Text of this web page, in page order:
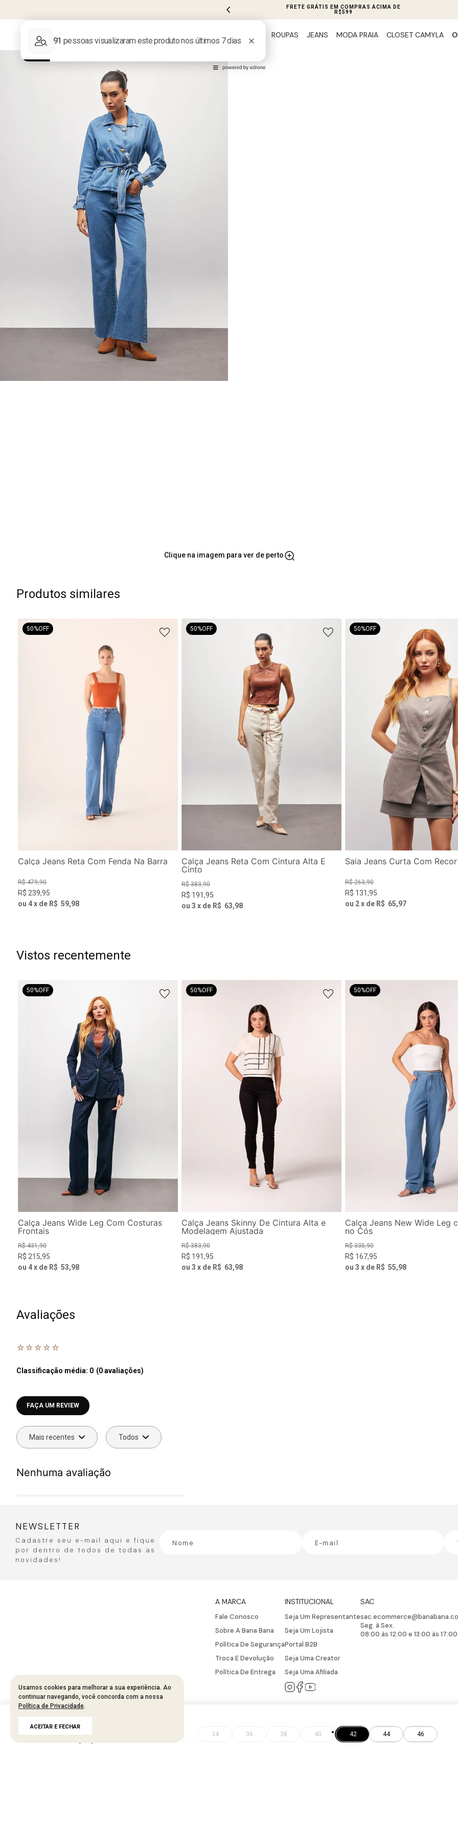
PIX 5% OFF EM TODO SITE
ROUPAS JEANS MODA PRAIA CLOSET CAMYLA
R$ 203,95 R$407
34 36 38 40 42 44 46
Clique na imagem para ver de perto
Produtos similares
50%OFF
Calça Jeans Reta Com Fenda Na Barra
R$ 479,90
R$ 239,95
ou 4x de R$ 59,98
50%OFF
Calça Jeans Reta Com Cintura Alta E
Cinto
R$ 383,90
R$ 191,95
ou 3 x de R$ 63,98
50%OFF
Saia Jeans Curta Com
R$ 263,90
R$ 131,95
ou 2x de R$ 65,97
Vistos recentemente
50%OFF
Calça Jeans Wide Leg Com Costuras
Frontais
R$ 431,90
R$ 215,95
ou 4x de R$ 53,98
50%OFF
Calça Jeans Skinny De Cintura Alta e
Modelagem Ajustada
R$ 383,90
R$ 191,95
ou 3 x de R$ 63,98
50%OFF
Calça Jeans New Wide Leg
no Cós
R$ 335,90
R$ 167,95
ou 3 x de R$ 55,98
Avaliações
☆ ☆ ☆ ☆ ☆
Classificação média: 0 (0 avaliações)
Faça login para escrever uma avaliação.
Mais recentes Todos
Nenhuma avaliação
Usamos cookies para melhorar a sua experiência. Ao
continuar navegando, você concorda com a nossa
Política de Privacidade.
ACEITAR E FECHAR
NEWSLETTER
Cadastre seu e-mail aqui e fique
por dentro de todos de todas as
novidades!
A MARCA
Fale Conosco
Sobre A Bana Bana
Política De Segurança
Troca E Devolução
Política De Entrega
INSTITUCIONAL
Seja Um Representante
Seja Um Lojista
Portal B2B
Seja Uma Creator
Seja Uma Afiliada
SAC
Seg. à Sex.
08:00 às 12:00 e 13:00 às 17:00
Developed by